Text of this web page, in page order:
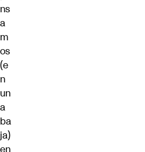
ns
a
m
os
(e
n
un
a
ba
ja)
en